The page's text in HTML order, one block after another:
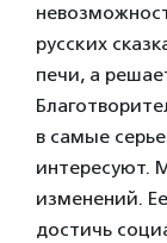
русских
печи, а
в самые
интересуют.
изменений.
достичь